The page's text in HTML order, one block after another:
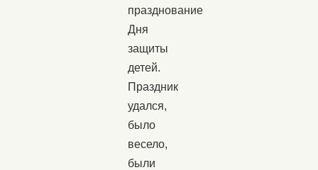
празднование
Дня
защиты
детей.
Праздник
удался,
было
весело,
были